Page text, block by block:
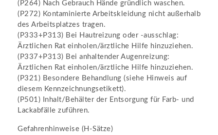
(P264) Nach Gebrauch Hände gründlich waschen.
(P272) Kontaminierte Arbeitskleidung nicht außerhalb
des Arbeitsplatzes tragen.
(P333+P313) Bei Hautreizung oder -ausschlag:
Ärztlichen Rat einholen/ärztliche Hilfe hinzuziehen.
(P337+P313) Bei anhaltender Augenreizung:
Ärztlichen Rat einholen/ärztliche Hilfe hinzuziehen.
(P321) Besondere Behandlung (siehe Hinweis auf
diesem Kennzeichnungsetikett).
(P501) Inhalt/Behälter der Entsorgung für Farb- und
Lackabfälle zuführen.
Gefahrenhinweise (H-Sätze)